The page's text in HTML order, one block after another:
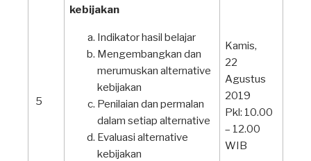
5
kebijakan
Indikator hasil belajar
Mengembangkan dan
merumuskan alternative
kebijakan
Penilaian dan permalan
dalam setiap alternative
Evaluasi alternative
kebijakan
Kamis,
22
Agustus
2019
Pkl: 10.00
– 12.00
WIB